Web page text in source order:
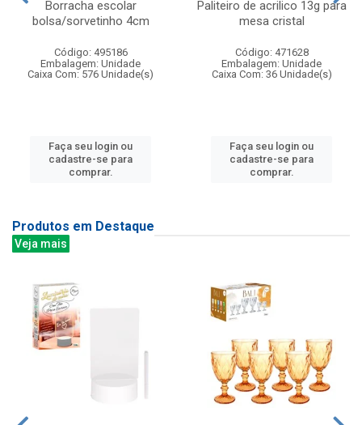
Borracha escolar
bolsa/sorvetinho 4cm
Código: 495186
Embalagem: Unidade
Caixa Com: 576 Unidade(s)
Faça seu login ou
cadastre-se para
comprar.
Paliteiro de acrilico 13g para
mesa cristal
Código: 471628
Embalagem: Unidade
Caixa Com: 36 Unidade(s)
Faça seu login ou
cadastre-se para
comprar.
Produtos em Destaque
Veja mais